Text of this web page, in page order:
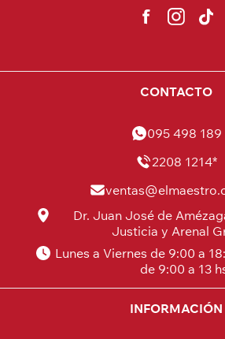
CONTACTO
095 498 189
2208 1214*
Dr. Juan José de
Justicia y Arenal
Lunes a Viernes de 9:00 a
de 9:00 a 13
INFORMACIÓN